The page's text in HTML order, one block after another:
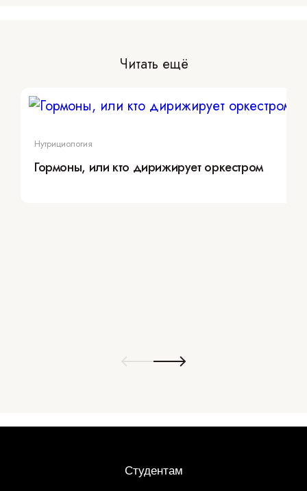
Читать ещё
Нутрициология
Гормоны, или кто дирижирует оркестром
Студентам